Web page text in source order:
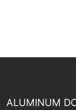
ALUMINUM